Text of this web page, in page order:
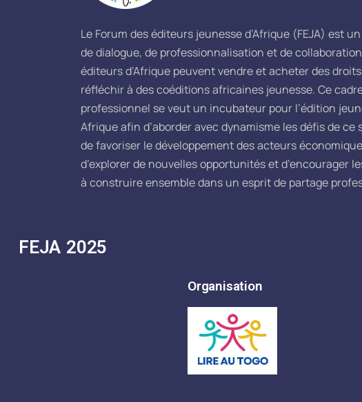
Le Forum des éditeurs jeunesse d’Afrique (FEJA) est
de dialogue, de professionnalisation et de
éditeurs d’Afrique peuvent vendre et acheter des
réfléchir à des coéditions africaines jeunesse. Ce
professionnel se veut un incubateur pour l’édition
Afrique afin d’aborder avec dynamisme les défis de ce
de favoriser le développement des acteurs
d’explorer de nouvelles opportunités et d’encourager
à construire ensemble dans un esprit de partage
FEJA 2025
Organisation